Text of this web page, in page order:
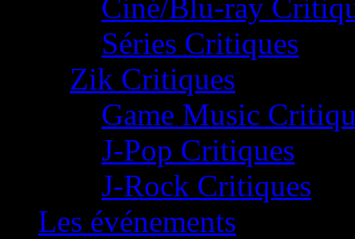
Ciné/Blu-ray
Séries Critiques
Zik Critiques
Game Music
J-Pop Critiques
J-Rock Critiques
Les événements